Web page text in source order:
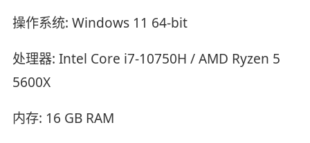
操作系统: Windows 11 64-bit
处理器: Intel Core i7-10750H / AMD Ryzen 5
5600X
内存: 16 GB RAM